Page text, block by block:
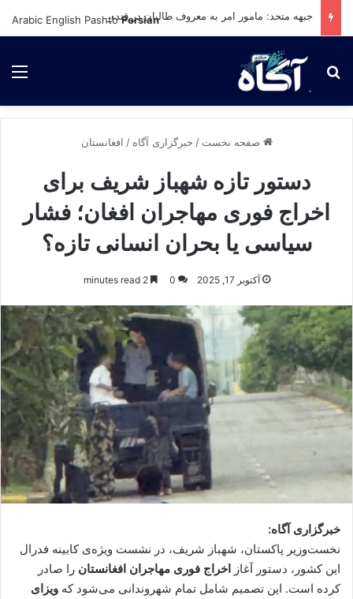
جبهه متحد: مامور امر به معروف طالبان در قندهار کشته شد
برای جستجو
صفحه نخست / خبرگزاری آگاه / افغانستان
دستور تازه شهباز شریف برای
اخراج فوری مهاجران افغان؛ فشار
سیاسی یا بحران انسانی تازه؟
آکتوبر 17, 2025 0
2 minutes read
خبرگزاری آگاه:
نخست‌وزیر پاکستان، شهباز شریف، در نشست ویژه‌ی کابینه فدرال
این کشور، دستور آغاز اخراج فوری مهاجران افغانستان را صادر
کرده است. این تصمیم شامل تمام شهروندانی می‌شود که ویزای
Arabic English Pashto Persian